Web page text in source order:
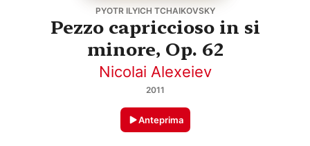
PYOTR ILYICH TCHAIKOVSKY
Pezzo capriccioso in si
minore, Op. 62
Nicolai Alexeiev
2011
Anteprima